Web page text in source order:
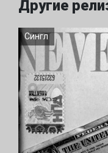
Другие
Сингл